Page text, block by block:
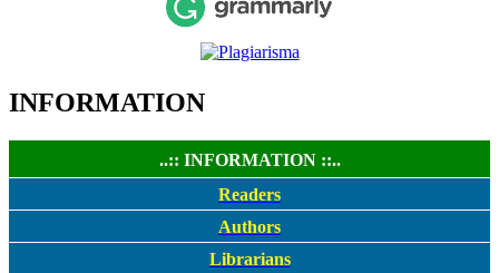
INFORMATION
..:: INFORMATION ::..
Readers
Authors
Librarians